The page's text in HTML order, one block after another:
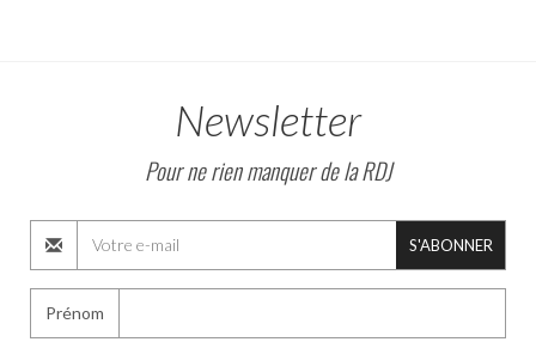
Newsletter
Pour ne rien manquer de la RDJ
S'ABONNER
Prénom